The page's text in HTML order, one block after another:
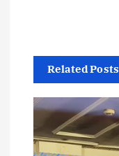
g
a
t
Related Posts